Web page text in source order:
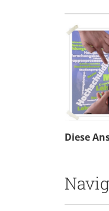
Diese